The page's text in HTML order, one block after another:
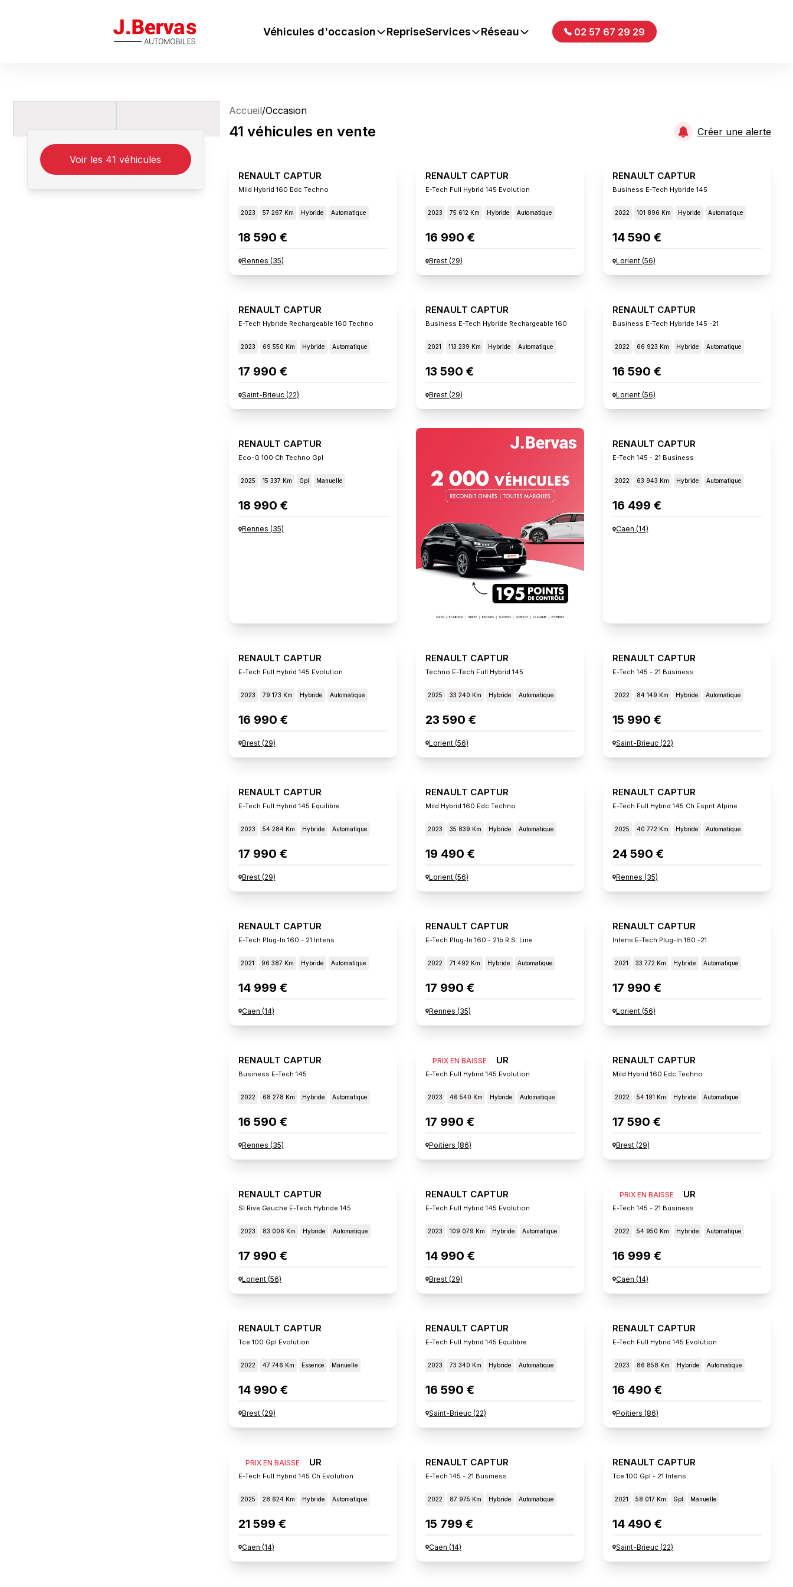
J.Bervas Véhicules d'occasion RepriseServices Réseau 02 57 67 29 29
Voir les 41 véhicules
Accueil/Occasion
41 véhicules en vente Créer une alerte
RENAULT CAPTUR
Mild Hybrid 160 Edc Techno
2023 57 267 Km Hybride Automatique
18 590 €
Rennes (35)
RENAULT CAPTUR
E-Tech Full Hybrid 145 Evolution
2023 75 612 Km Hybride Automatique
16 990 €
Brest(29)
RENAULT CAPTUR
Business E-Tech Hybride 145
2022 101 896 Km Hybride Automatique
14 590 €
Lorient(56)
RENAULT CAPTUR
E-Tech Hybride Rechargeable 160 Techno
2023 69 550 Km Hybride Automatique
17 990 €
Saint-Brieuc(22)
RENAULT CAPTUR
Business E-Tech Hybride Rechargeable 160
2021 113 239 Km Hybride Automatique
13 590 €
Brest(29)
RENAULT CAPTUR
Business E-Tech Hybride 145 -21
2022 66 923 Km Hybride Automatique
16 590 €
Lorient(56)
RENAULT CAPTUR
Eco-G 100 Ch Techno Gpl
2025 15 337 Km Gpl Manuelle
18 990 €
Rennes (35)
RENAULT CAPTUR
E-Tech 145 - 21 Business
2022 63 943 Km Hybride Automatique
16 499 €
Caen (14)
RENAULT CAPTUR
E-Tech Full Hybrid 145 Evolution
2023 79 173 Km Hybride Automatique
16 990 €
Brest(29)
RENAULT CAPTUR
Techno E-Tech Full Hybrid 145
2025 33 240 Km Hybride Automatique
23 590 €
Lorient(56)
RENAULT CAPTUR
E-Tech 145 - 21 Business
2022 84 149 Km Hybride Automatique
15 990 €
Saint-Brieuc(22)
RENAULT CAPTUR
E-Tech Full Hybrid 145 Equilibre
2023 54 284 Km Hybride Automatique
17 990 €
Brest(29)
RENAULT CAPTUR
Mild Hybrid 160 Edc Techno
2023 35 839 Km Hybride Automatique
19 490 €
Lorient(56)
RENAULT CAPTUR
E-Tech Full Hybrid 145 Ch Esprit Alpine
2025 40 772 Km Hybride Automatique
24 590 €
Rennes (35)
RENAULT CAPTUR
E-Tech Plug-In 160 - 21 Intens
2021 96 387 Km Hybride Automatique
14 999 €
Caen (14)
RENAULT CAPTUR
E-Tech Plug-In 160 - 21b R.s. Line
2022 71 492 Km Hybride Automatique
17 990 €
Rennes (35)
RENAULT CAPTUR
Intens E-Tech Plug-In 160 -21
2021 33 772 Km Hybride Automatique
17 990 €
Lorient(56)
RENAULT CAPTUR
Business E-Tech 145
2022 68 278 Km Hybride Automatique
16 590 €
Rennes (35)
PRIX EN BAISSE
RENAULT CAPTUR
E-Tech Full Hybrid 145 Evolution
2023 46 540 Km Hybride Automatique
17 990 €
Poitiers (86)
RENAULT CAPTUR
Mild Hybrid 160 Edc Techno
2022 54 191 Km Hybride Automatique
17 590 €
Brest(29)
RENAULT CAPTUR
Sl Rive Gauche E-Tech Hybride 145
2023 83 006 Km Hybride Automatique
17 990 €
Lorient(56)
RENAULT CAPTUR
E-Tech Full Hybrid 145 Evolution
2023 109 079 Km Hybride Automatique
14 990 €
Brest(29)
PRIX EN BAISSE
RENAULT CAPTUR
E-Tech 145 - 21 Business
2022 54 950 Km Hybride Automatique
16 999 €
Caen (14)
RENAULT CAPTUR
Tce 100 Gpl Evolution
2022 47 746 Km Essence Manuelle
14 990 €
Brest(29)
RENAULT CAPTUR
E-Tech Full Hybrid 145 Equilibre
2023 73 340 Km Hybride Automatique
16 590 €
Saint-Brieuc(22)
RENAULT CAPTUR
E-Tech Full Hybrid 145 Evolution
2023 86 858 Km Hybride Automatique
16 490 €
Poitiers (86)
PRIX EN BAISSE
RENAULT CAPTUR
E-Tech Full Hybrid 145 Ch Evolution
2025 28 624 Km Hybride Automatique
21 599 €
Caen (14)
RENAULT CAPTUR
E-Tech 145 - 21 Business
2022 87 975 Km Hybride Automatique
15 799 €
Caen (14)
RENAULT CAPTUR
Tce 100 Gpl - 21 Intens
2021 58 017 Km Gpl Manuelle
14 490 €
Saint-Brieuc(22)